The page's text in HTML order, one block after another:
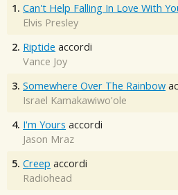
1. Can't Help Falling In Love With
Elvis Presley
2. Riptide accordi
Vance Joy
3. Somewhere Over The Rainbow
Israel Kamakawiwo'ole
4. I'm Yours accordi
Jason Mraz
5. Creep accordi
Radiohead